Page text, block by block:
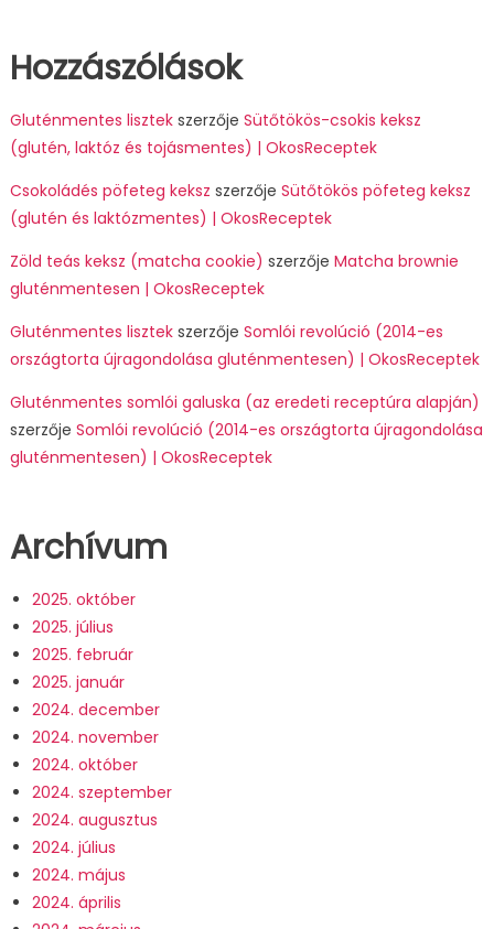
Hozzászólások
Gluténmentes lisztekszerzője Sütőtökös-csokis keksz
(glutén, laktóz és tojásmentes) | OkosReceptek
Csokoládés pöfeteg keksz szerzője Sütőtökös pöfeteg keksz
(glutén és laktózmentes) | OkosReceptek
Zöld teás keksz (matcha cookie) szerzője Matcha brownie
gluténmentesen | OkosReceptek
Gluténmentes lisztekszerzője Somlói revolúció (2014-es
országtorta újragondolása gluténmentesen) | OkosReceptek
Gluténmentes somlói galuska (az eredeti receptúra alapján)
szerzője Somlói revolúció (2014-es országtorta újragondolása
gluténmentesen) | OkosReceptek
Archívum
2025. október
2025. július
2025. február
2025. január
2024. december
2024. november
2024. október
2024. szeptember
2024. augusztus
2024. július
2024. május
2024. április